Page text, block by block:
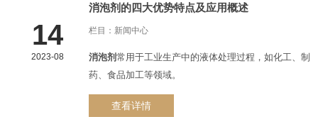
14
2023-08
消泡剂 的四大优势特点及应用概述
栏目： 新闻中心
消泡剂常用于工业生产中的液体处理过程，如化工、制
药、食品加工等领域。
查看详情